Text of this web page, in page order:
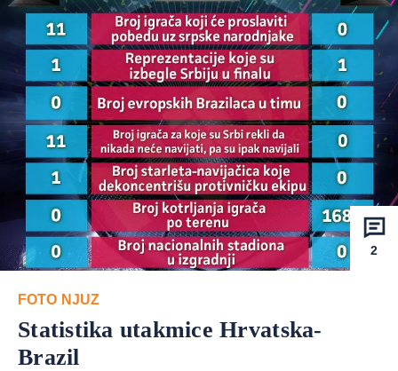
2
FOTO NJUZ
Statistika utakmice Hrvatska-
Brazil